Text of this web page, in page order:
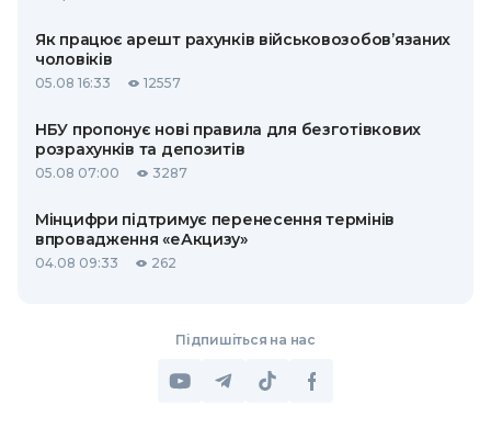
Як працює арешт рахунків військовозобов’язаних
чоловіків
05.08 16:33 12557
НБУ пропонує нові правила для безготівкових
розрахунків та депозитів
05.08 07:00 3287
Мінцифри підтримує перенесення термінів
впровадження «еАкцизу»
04.08 09:33 262
Підпишіться на нас